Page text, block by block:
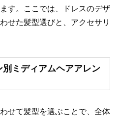
す。ここでは、ドレスのデザ
せた髪型選びと、アクセサリ
別ミディアムヘアアレン
せて髪型を選ぶことで、全体